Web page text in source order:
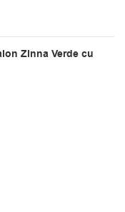
Zinna Verde cu